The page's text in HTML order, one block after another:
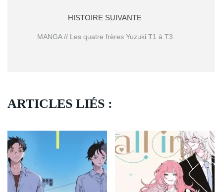
HISTOIRE SUIVANTE
MANGA // Les quatre frères Yuzuki T1 à T3
ARTICLES LIÉS :